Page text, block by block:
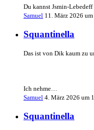
Du kannst Jsmin-
Samuel 11. März 2026
Squantinella
Das ist von Dik kaum zu
Ich nehme…
Samuel 4. März 2026 um
Squantinella